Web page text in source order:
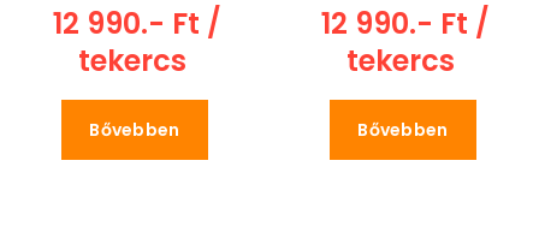
12 990.- Ft /
tekercs
Bővebben
12 990.- Ft /
tekercs
Bővebben